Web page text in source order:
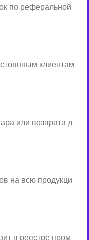
по реферальной
клиентам
или возврата д
на всю продукци
в реестре пром